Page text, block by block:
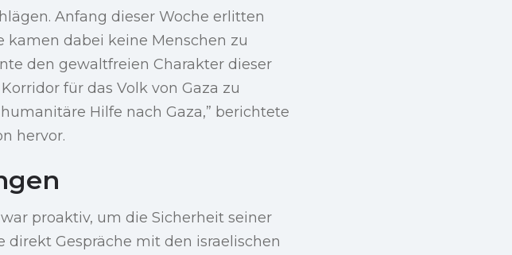
Anfang dieser Woche erlitten
dabei keine Menschen zu
den gewaltfreien Charakter dieser
für das Volk von Gaza zu
Hilfe nach Gaza,” berichtete
hervor.
proaktiv, um die Sicherheit seiner
Gespräche mit den israelischen